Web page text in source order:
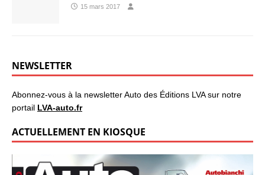
15 mars 2017
NEWSLETTER
Abonnez-vous à la newsletter Auto des Éditions LVA sur notre
portail LVA-auto.fr
ACTUELLEMENT EN KIOSQUE